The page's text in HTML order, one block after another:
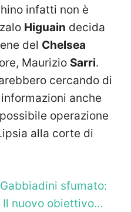
infatti non è
Higuain decida
del Chelsea
Maurizio Sarri.
cercando di
anche
operazione
alla corte di
sfumato:
Il nuovo obiettivo…